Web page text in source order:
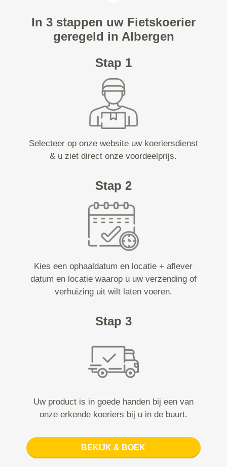
In 3 stappen uw Fietskoerier
geregeld in Albergen
Stap 1
Selecteer op onze website uw koeriersdienst
& u ziet direct onze voordeelprijs.
Stap 2
Kies een ophaaldatum en locatie + aflever
datum en locatie waarop u uw verzending of
verhuizing uit wilt laten voeren.
Stap 3
Uw product is in goede handen bij een van
onze erkende koeriers bij u in de buurt.
BEKIJK & BOEK